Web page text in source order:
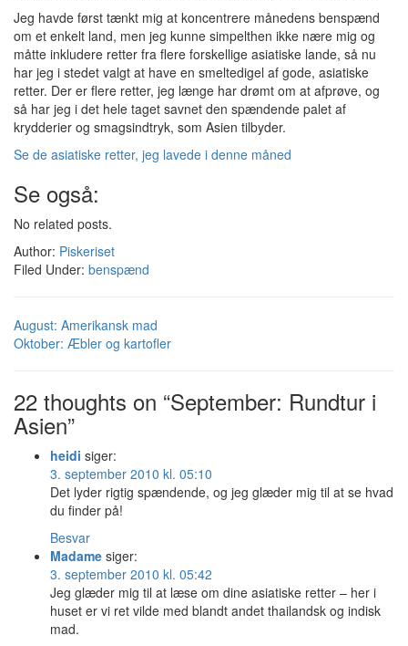
Jeg havde først tænkt mig at koncentrere månedens benspænd
om et enkelt land, men jeg kunne simpelthen ikke nære mig og
måtte inkludere retter fra flere forskellige asiatiske lande, så nu
har jeg i stedet valgt at have en smeltedigel af gode, asiatiske
retter. Der er flere retter, jeg længe har drømt om at afprøve, og
så har jeg i det hele taget savnet den spændende palet af
krydderier og smagsindtryk, som Asien tilbyder.
Se de asiatiske retter, jeg lavede i denne måned
Se også:
No related posts.
Author: Piskeriset
Filed Under: benspænd
August: Amerikansk mad
Oktober: Æbler og kartofler
22 thoughts on “September: Rundtur i
Asien”
heidi siger:
3. september 2010 kl. 05:10
Det lyder rigtig spændende, og jeg glæder mig til at se hvad
du finder på!
Besvar
Madame siger:
3. september 2010 kl. 05:42
Jeg glæder mig til at læse om dine asiatiske retter – her i
huset er vi ret vilde med blandt andet thailandsk og indisk
mad.